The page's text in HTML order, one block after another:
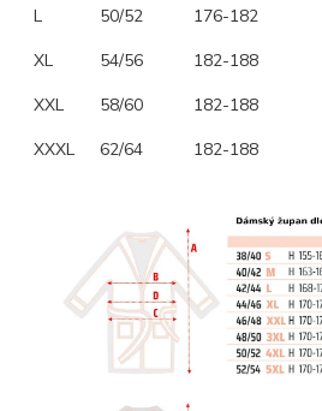
L
50/52 176-182
XL
54/56 182-188
XXL
58/60 182-188
XXXL
62/64 182-188